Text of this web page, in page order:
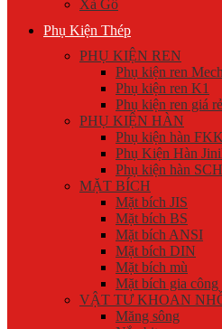
Xà Gồ
Phụ Kiện Thép
PHỤ KIỆN REN
Phụ kiện ren Mech
Phụ kiện ren K1
Phụ kiện ren giá rẻ
PHỤ KIỆN HÀN
Phụ kiện hàn
Phụ Kiện Hàn
Phụ kiện hàn
MẶT BÍCH
Mặt bích JIS
Mặt bích BS
Mặt bích ANSI
Mặt bích DIN
Mặt bích mù
Mặt bích gia công
VẬT TƯ KHOAN
Măng sông